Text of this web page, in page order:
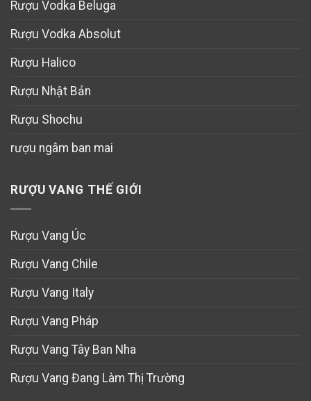
Rượu Vodka Beluga
Rượu Vodka Absolut
Rượu Halico
Rượu Nhật Bản
Rượu Shochu
rượu ngâm ban mai
RƯỢU VANG THẾ GIỚI
Rượu Vang Úc
Rượu Vang Chile
Rượu Vang Italy
Rượu Vang Pháp
Rượu Vang Tây Ban Nha
Rượu Vang Đang Làm Thị Trường